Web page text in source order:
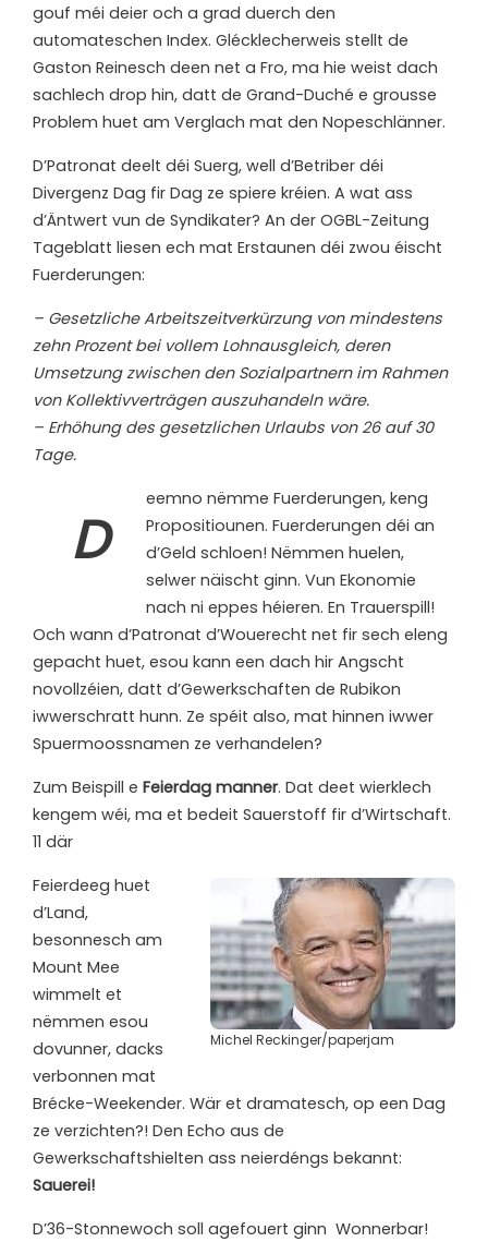
gouf méi deier och a grad duerch den
automateschen Index. Glécklecherweis stellt de
Gaston Reinesch deen net a Fro, ma hie weist dach
sachlech drop hin, datt de Grand-Duché e grousse
Problem huet am Verglach mat den Nopeschlänner.
D’Patronat deelt déi Suerg, well d’Betriber déi
Divergenz Dag fir Dag ze spiere kréien. A wat ass
d’Äntwert vun de Syndikater? An der OGBL-Zeitung
Tageblatt liesen ech mat Erstaunen déi zwou éischt
Fuerderungen:
– Gesetzliche Arbeitszeitverkürzung von mindestens
zehn Prozent bei vollem Lohnausgleich, deren
Umsetzung zwischen den Sozialpartnern im Rahmen
von Kollektivverträgen auszuhandeln wäre.
– Erhöhung des gesetzlichen Urlaubs von 26 auf 30
Tage.
D
eemno nëmme Fuerderungen, keng
Propositiounen. Fuerderungen déi an
d’Geld schloen! Nëmmen huelen,
selwer näischt ginn. Vun Ekonomie
nach ni eppes héieren. En Trauerspill!
Och wann d’Patronat d’Wouerecht net fir sech eleng
gepacht huet, esou kann een dach hir Angscht
novollzéien, datt d’Gewerkschaften de Rubikon
iwwerschratt hunn. Ze spéit also, mat hinnen iwwer
Spuermoossnamen ze verhandelen?
Zum Beispill e Feierdag manner. Dat deet wierklech
kengem wéi, ma et bedeit Sauerstoff fir d’Wirtschaft.
11 där
Michel Reckinger/paperjam
Feierdeeg huet
d’Land,
besonnesch am
Mount Mee
wimmelt et
nëmmen esou
dovunner, dacks
verbonnen mat
Brécke-Weekender. Wär et dramatesch, op een Dag
ze verzichten?! Den Echo aus de
Gewerkschaftshielten ass neierdéngs bekannt:
Sauerei!
D’36-Stonnewoch soll agefouert ginn Wonnerbar!